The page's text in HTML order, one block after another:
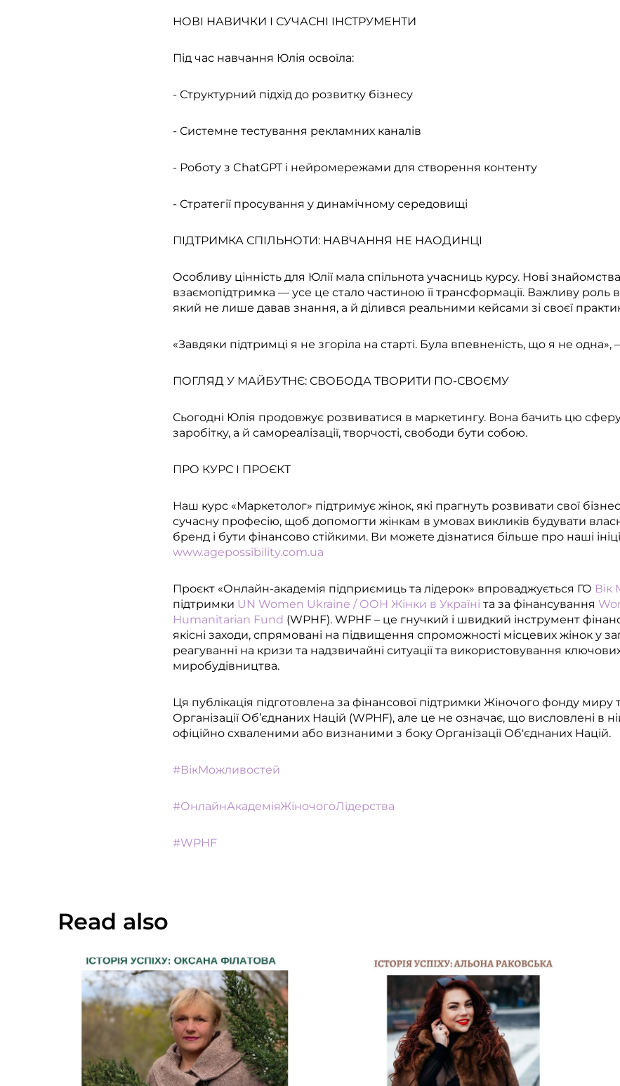
НОВІ НАВИЧКИ І СУЧАСНІ ІНСТРУМЕНТИ
Під час навчання Юлія освоїла:
- Структурний підхід до розвитку бізнесу
- Системне тестування рекламних каналів
- Роботу з ChatGPT і нейромережами для створення контенту
- Стратегії просування у динамічному середовищі
ПІДТРИМКА СПІЛЬНОТИ: НАВЧАННЯ НЕ НАОДИНЦІ
Особливу цінність для Юлії мала спільнота учасниць курсу. Нові
взаємопідтримка — усе це стало частиною її трансформації. Важливу роль
який не лише давав знання, а й ділився реальними кейсами зі своєї
«Завдяки підтримці я не згоріла на старті. Була впевненість, що я не
ПОГЛЯД У МАЙБУТНЄ: СВОБОДА ТВОРИТИ ПО-СВОЄМУ
Сьогодні Юлія продовжує розвиватися в маркетингу. Вона бачить цю
заробітку, а й самореалізації, творчості, свободи бути собою.
ПРО КУРС І ПРОЄКТ
Наш курс «Маркетолог» підтримує жінок, які прагнуть розвивати свої
сучасну професію, щоб допомогти жінкам в умовах викликів будувати
бренд і бути фінансово стійкими. Ви можете дізнатися більше про наші
www.agepossibility.com.ua
Проєкт «Онлайн-академія підприємиць та лідерок» впроваджується ГО Вік
підтримки UN Women Ukraine / ООН Жінки в Україні та за фінансування
Humanitarian Fund (WPHF). WPHF – це гнучкий і швидкий інструмент
якісні заходи, спрямовані на підвищення спроможності місцевих жінок у
реагуванні на кризи та надзвичайні ситуації та використовування
миробудівництва.
Ця публікація підготовлена за фінансової підтримки Жіночого фонду миру
Організації Об’єднаних Націй (WPHF), але це не означає, що висловлені в
офіційно схваленими або визнаними з боку Організації Об'єднаних Націй.
#ВікМожливостей
#ОнлайнАкадеміяЖіночогоЛідерства
#WPHF
Read also